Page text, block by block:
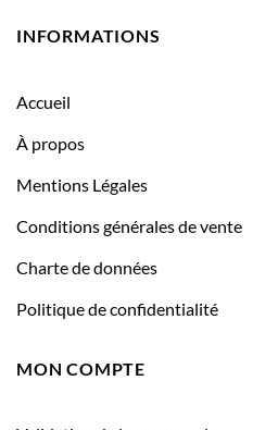
INFORMATIONS
Accueil
À propos
Mentions Légales
Conditions générales de vente
Charte de données
Politique de confidentialité
MON COMPTE